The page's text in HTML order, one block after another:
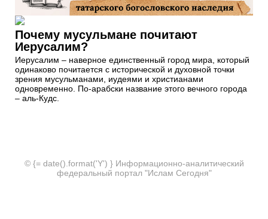
Почему мусульмане почитают
Иерусалим?
Иерусалим – наверное единственный город мира, который
одинаково почитается с исторической и духовной точки
зрения мусульманами, иудеями и христианами
одновременно. По-арабски название этого вечного города
– аль-Кудс.
© {= date().format('Y') } Информационно-аналитический
федеральный портал "Ислам Сегодня"